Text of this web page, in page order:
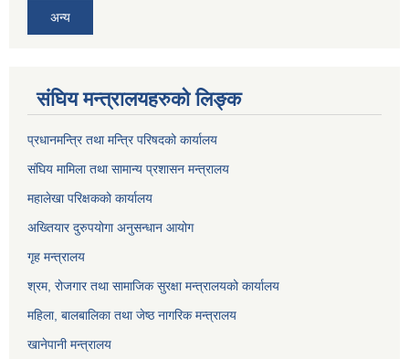
अन्य
संघिय मन्त्रालयहरुको लिङ्‍क
प्रधानमन्त्रि तथा मन्त्रि परिषदको कार्यालय
संघिय मामिला तथा सामान्य प्रशासन मन्त्रालय
महालेखा परिक्षकको कार्यालय
अख्तियार दुरुपयोगा अनुसन्धान आयोग
गृह मन्त्रालय
श्रम, रोजगार तथा सामाजिक सुरक्षा मन्त्रालयको कार्यालय
महिला, बालबालिका तथा जेष्ठ नागरिक मन्त्रालय
खानेपानी मन्त्रालय